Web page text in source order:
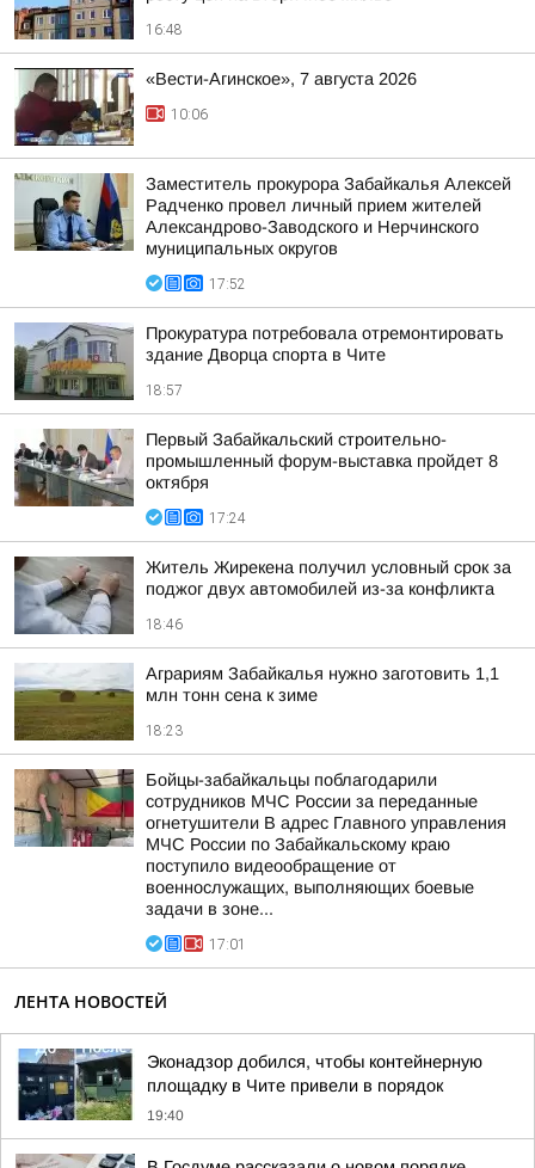
16:48
«Вести-Агинское», 7 августа 2026
10:06
Заместитель прокурора Забайкалья Алексей
Радченко провел личный прием жителей
Александрово-Заводского и Нерчинского
муниципальных округов
17:52
Прокуратура потребовала отремонтировать
здание Дворца спорта в Чите
18:57
Первый Забайкальский строительно-
промышленный форум-выставка пройдет 8
октября
17:24
Житель Жирекена получил условный срок за
поджог двух автомобилей из-за конфликта
18:46
Аграриям Забайкалья нужно заготовить 1,1
млн тонн сена к зиме
18:23
Бойцы-забайкальцы поблагодарили
сотрудников МЧС России за переданные
огнетушители В адрес Главного управления
МЧС России по Забайкальскому краю
поступило видеообращение от
военнослужащих, выполняющих боевые
задачи в зоне...
17:01
ЛЕНТА НОВОСТЕЙ
Эконадзор добился, чтобы контейнерную
площадку в Чите привели в порядок
19:40